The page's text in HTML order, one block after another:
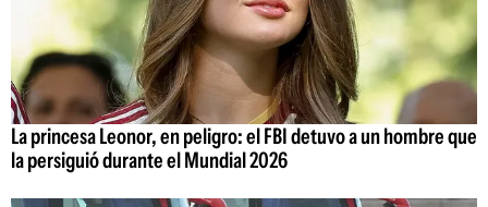
La princesa Leonor, en peligro: el FBI detuvo a un hombre que
la persiguió durante el Mundial 2026